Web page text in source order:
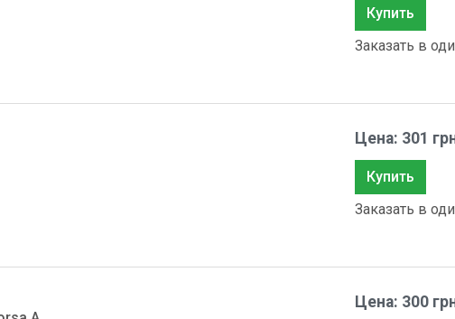
Купить
Заказать в
Цена: 301
Купить
Заказать в
Цена: 300